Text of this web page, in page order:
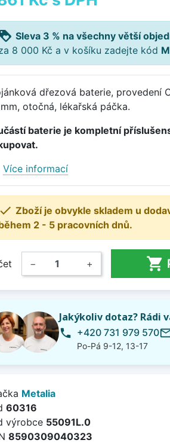
loyalty Sleva 3 % na všechny větší
8 000 Kč a v košíku zadejte kód
dřezová baterie, provedení
otočná, lékařská páčka.
baterie je kompletní
Více informací
 Zboží je obvykle skladem u
2 - 5 pracovních dnů.
− + 
Jakýkoliv dotaz? Rádi
phone +420 731 979 570
Po-Pá 9-12, 13-17
Metalia
60316
výrobce 55091L.0
8590309040323